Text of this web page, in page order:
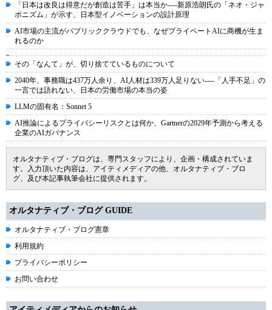
「日本は改良は得意だが創造は苦手」は本当か----新原浩朗氏の「ネオ・ジャ
ポニズム」が示す、日本型イノベーションの設計原理
AI市場の主流がパブリッククラウドでも、なぜプライベートAIに商機が生ま
れるのか
その「なんて」が、切り捨てているものについて
2040年、事務職は437万人余り、AI人材は339万人足りない----「人手不足」の
一言では語れない、日本の労働市場の本当の姿
LLMの固有名：Sonnet 5
AI推論によるプライバシーリスクとは何か、Gartnerの2029年予測から考える
企業のAIガバナンス
オルタナティブ・ブログは、専門スタッフにより、企画・構成されていま
す。入力頂いた内容は、アイティメディアの他、オルタナティブ・ブロ
グ、及び本記事執筆会社に提供されます。
オルタナティブ・ブログ GUIDE
オルタナティブ・ブログ憲章
利用規約
プライバシーポリシー
お問い合わせ